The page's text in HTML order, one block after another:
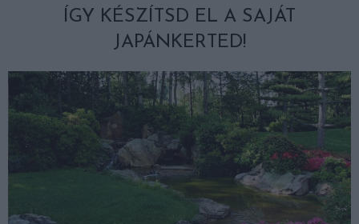
ÍGY KÉSZÍTSD EL A SAJÁT
JAPÁNKERTED!